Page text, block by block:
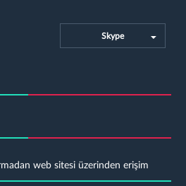
Skype
web sitesi üzerinden erişim